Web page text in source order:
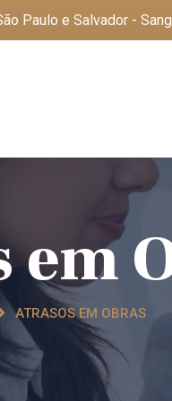
Paulo e Salvador -
em
ATRASOS EM OBRAS